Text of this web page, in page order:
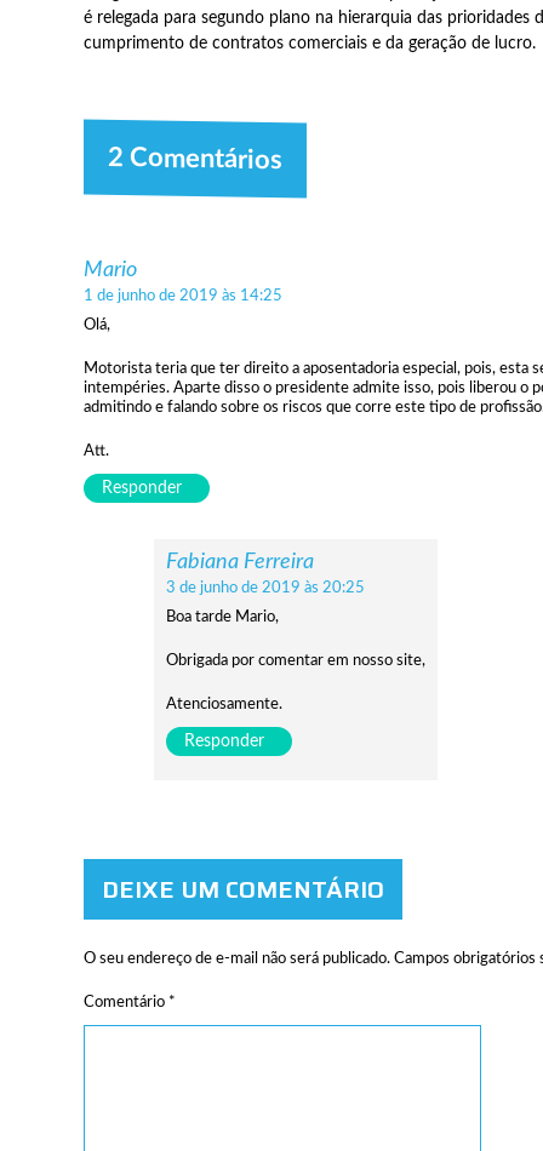
é relegada para segundo plano na hierarquia das prioridades
cumprimento de contratos comerciais e da geração de lucro.
2 Comentários
Mario
1 de junho de 2019 às 14:25
Olá,
Motorista teria que ter direito a aposentadoria especial, pois, esta
intempéries. Aparte disso o presidente admite isso, pois liberou o
admitindo e falando sobre os riscos que corre este tipo de
Att.
Responder
Fabiana Ferreira
3 de junho de 2019 às 20:25
Boa tarde Mario,
Obrigada por comentar em nosso site,
Atenciosamente.
Responder
DEIXE UM COMENTÁRIO
O seu endereço de e-mail não será publicado. Campos obrigatórios
Comentário *